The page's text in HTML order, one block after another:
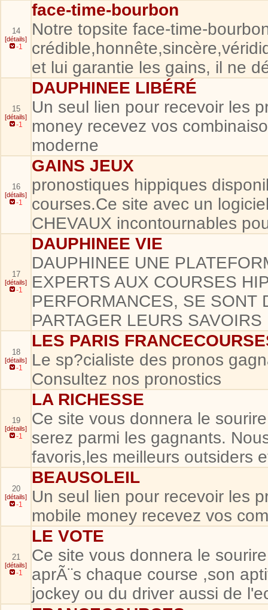
14
[détails]
-1
face-time-bourbon
Notre topsite face-time-
et lui garantie les gains, il ne
15
[détails]
-1
DAUPHINEE LIBÉRÉ
Un seul lien pour recevoir les
money recevez vos
moderne
16
[détails]
-1
GAINS JEUX
pronostiques hippiques
courses.Ce site avec un
CHEVAUX incontournables
17
[détails]
-1
DAUPHINEE VIE
DAUPHINEE UNE
EXPERTS AUX COURSES
PERFORMANCES, SE SONT
PARTAGER LEURS SAVOIRS
18
[détails]
-1
LES PARIS
Le sp?cialiste des pronos
Consultez nos pronostics
19
[détails]
-1
LA RICHESSE
Ce site vous donnera le
serez parmi les gagnants.
favoris,les meilleurs outsiders
20
[détails]
-1
BEAUSOLEIL
Un seul lien pour recevoir les
mobile money recevez vos
21
[détails]
-1
LE VOTE
Ce site vous donnera le
aprÃ¨s chaque course ,son
jockey ou du driver aussi de